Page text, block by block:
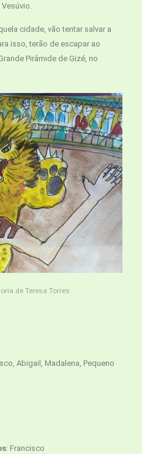
cidade, vão tentar salvar a
isso, terão de escapar ao
Pirâmide de Gizé, no
de Teresa Torres
Abigail, Madalena, Pequeno
: Francisco